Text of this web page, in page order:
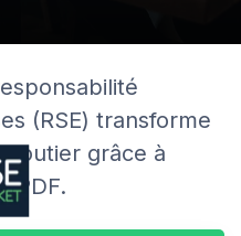
(RSE) transforme
routier grâce à
PDF.